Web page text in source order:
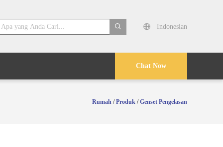
Indonesian
Chat Now
Rumah /Produk /Genset Pengelasan